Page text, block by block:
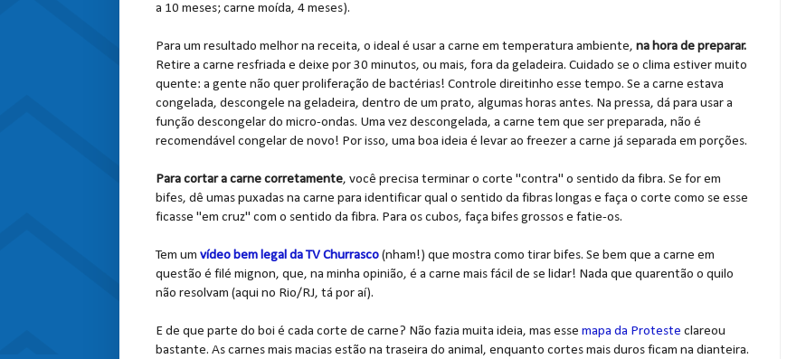
a 10 meses; carne moída, 4 meses).
Para um resultado melhor na receita, o ideal é usar a carne em temperatura ambiente, na hora de preparar.
Retire a carne resfriada e deixe por 30 minutos, ou mais, fora da geladeira. Cuidado se o clima estiver muito
quente: a gente não quer proliferação de bactérias! Controle direitinho esse tempo. Se a carne estava
congelada, descongele na geladeira, dentro de um prato, algumas horas antes. Na pressa, dá para usar a
função descongelar do micro-ondas. Uma vez descongelada, a carne tem que ser preparada, não é
recomendável congelar de novo! Por isso, uma boa ideia é levar ao freezer a carne já separada em porções.
Para cortar a carne corretamente, você precisa terminar o corte "contra" o sentido da fibra. Se for em
bifes, dê umas puxadas na carne para identificar qual o sentido da fibras longas e faça o corte como se esse
ficasse "em cruz" com o sentido da fibra. Para os cubos, faça bifes grossos e fatie-os.
Tem um vídeo bem legal da TV Churrasco(nham!) que mostra como tirar bifes. Se bem que a carne em
questão é filé mignon, que, na minha opinião, é a carne mais fácil de se lidar! Nada que quarentão o quilo
não resolvam (aqui no Rio/RJ, tá por aí).
E de que parte do boi é cada corte de carne? Não fazia muita ideia, mas esse mapa da Proteste clareou
bastante. As carnes mais macias estão na traseira do animal, enquanto cortes mais duros ficam na dianteira.